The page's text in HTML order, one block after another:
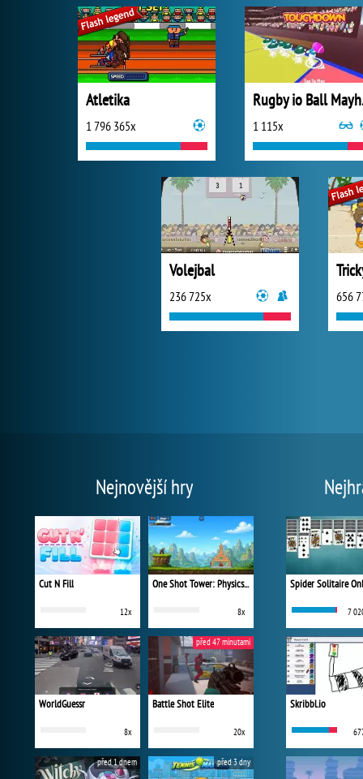
Atletika
1 796 365x 1 115x
Volejbal
236 725x 656
Nejnovější hry
Cut N Fill
12x
One Shot Tower: Physics Destroyer
8x
WorldGuessr
8x
Battle Shot Elite
20x
před 47 minutami
před 1 dnem před 3 dny
Spider Solitaire
7
Skribbl.io